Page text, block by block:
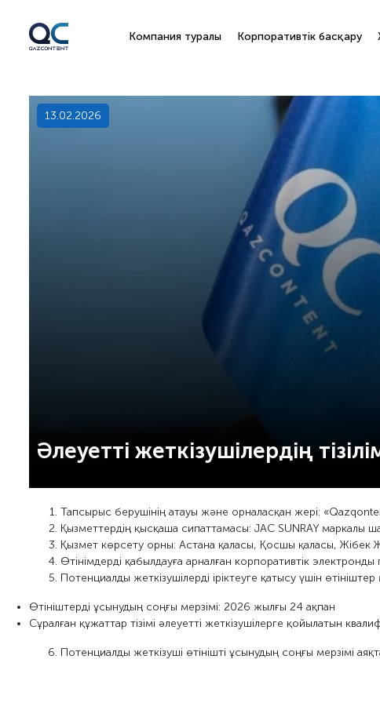
Компания туралы Корпоративтік басқару
13.02.2026
Әлеуетті жеткізушілердің
Тапсырыс берушінің атауы және орналасқан жері:
Қызметтердің қысқаша сипаттамасы: JAC SUNRAY маркалы
Қызмет көрсету орны: Астана қаласы, Қосшы қаласы, Жібек
Өтінімдерді қабылдауға арналған корпоративтік
Потенциалды жеткізушілерді іріктеуге қатысу үшін
Өтініштерді ұсынудың соңғы мерзімі: 2026 жылғы 24 ақпан
Сұралған құжаттар тізімі әлеуетті жеткізушілерге қойылатын
Потенциалды жеткізуші өтінішті ұсынудың соңғы мерзімі